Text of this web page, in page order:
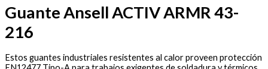
Guante Ansell ACTIV ARMR 43-
216
Estos guantes industriales resistentes al calor proveen protección